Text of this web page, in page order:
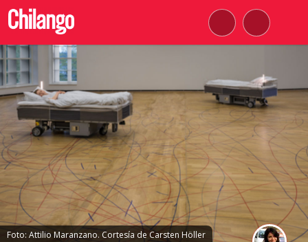
Foto: Attilio Maranzano. Cortesía de Carsten Höller